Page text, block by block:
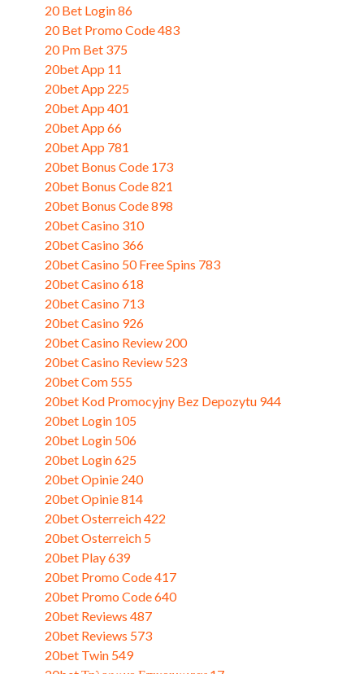
20 Bet Login 86
20 Bet Promo Code 483
20 Pm Bet 375
20bet App 11
20bet App 225
20bet App 401
20bet App 66
20bet App 781
20bet Bonus Code 173
20bet Bonus Code 821
20bet Bonus Code 898
20bet Casino 310(1)
20bet Casino 366
20bet Casino 50 Free Spins 783
20bet Casino 618
20bet Casino 713
20bet Casino 926
20bet Casino Review 200(3)
20bet Casino Review 523
20bet Com 555
20bet Kod Promocyjny Bez Depozytu 944
20bet Login 105
20bet Login 506
20bet Login 625
20bet Opinie 240(3)
20bet Opinie 814
20bet Osterreich 422
20bet Osterreich 5
20bet Play 639(3)
20bet Promo Code 417
20bet Promo Code 640(1)
20bet Reviews 487
20bet Reviews 573
20bet Twin 549(3)